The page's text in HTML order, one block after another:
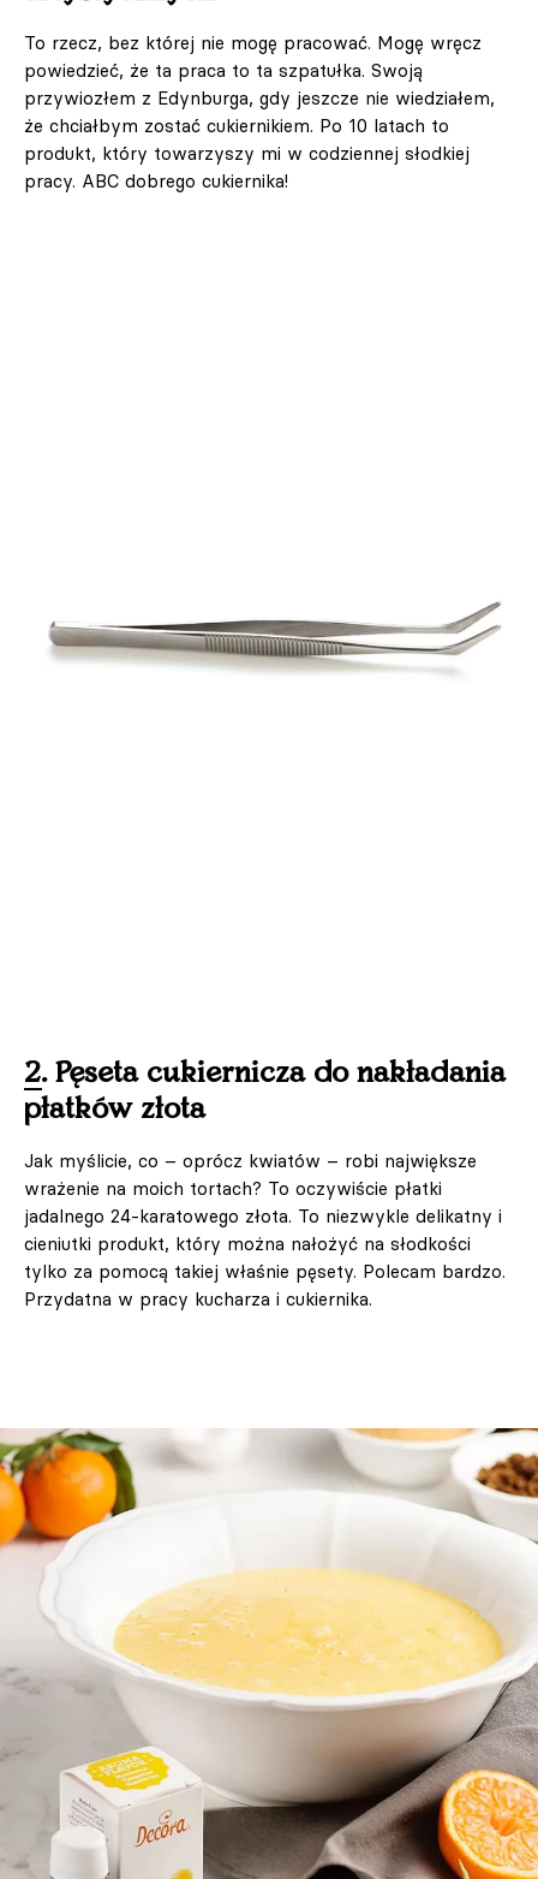
To rzecz, bez której nie mogę pracować. Mogę wręcz
powiedzieć, że ta praca to ta szpatułka. Swoją
przywiozłem z Edynburga, gdy jeszcze nie wiedziałem,
że chciałbym zostać cukiernikiem. Po 10 latach to
produkt, który towarzyszy mi w codziennej słodkiej
pracy. ABC dobrego cukiernika!
2. Pęseta cukiernicza do nakładania
płatków złota
Jak myślicie, co – oprócz kwiatów – robi największe
wrażenie na moich tortach? To oczywiście płatki
jadalnego 24-karatowego złota. To niezwykle delikatny i
cieniutki produkt, który można nałożyć na słodkości
tylko za pomocą takiej właśnie pęsety. Polecam bardzo.
Przydatna w pracy kucharza i cukiernika.